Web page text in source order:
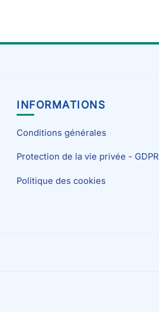
INFORMATIONS
Conditions générales
Protection de la vie privée - GDPR
Politique des cookies